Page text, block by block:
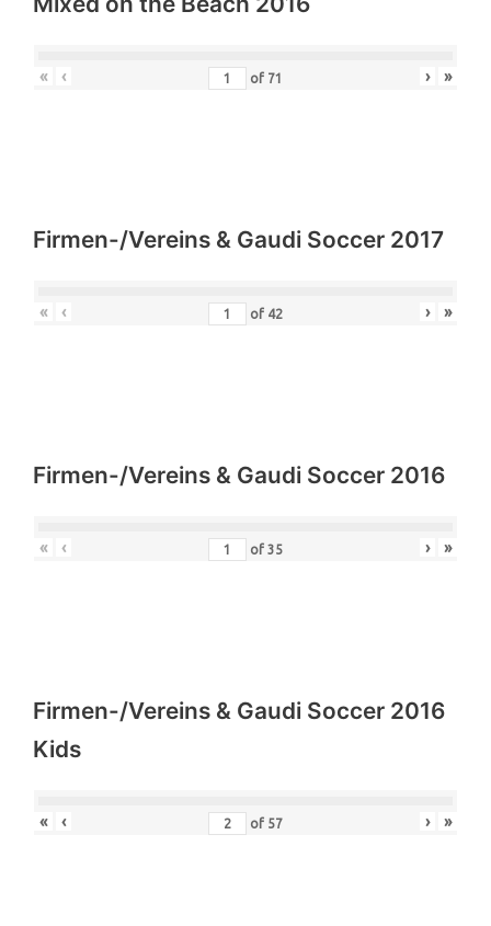
« ‹ of 71 › »
Firmen-/Vereins & Gaudi Soccer 2017
« ‹ of 42 › »
Firmen-/Vereins & Gaudi Soccer 2016
« ‹ of 35 › »
Firmen-/Vereins & Gaudi Soccer 2016
Kids
« ‹ of 57 › »